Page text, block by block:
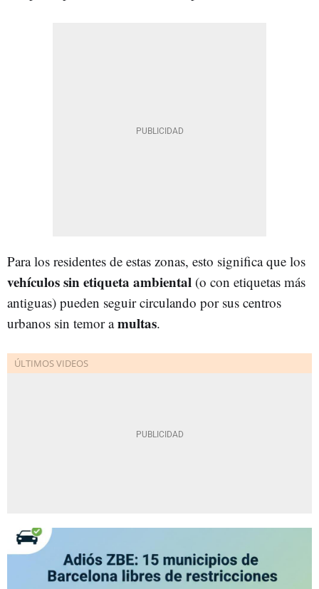
Para los residentes de estas zonas, esto significa que los
vehículos sin etiqueta ambiental (o con etiquetas más
antiguas) pueden seguir circulando por sus centros
urbanos sin temor amultas.